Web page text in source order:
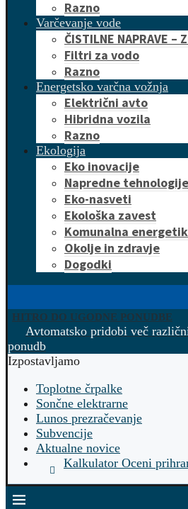
Razno
Varčevanje vode
ČISTILNE NAPRAVE –
Filtri za vodo
Razno
Energetsko varčna vožnja
Električni avto
Hibridna vozila
Razno
Ekologija
Eko inovacije
Napredne tehnologije
Eko-nasveti
Ekološka zavest
Komunalna
Okolje in zdravje
Dogodki
HITRO DO UGODNE PONUDBE
Avtomatsko pridobi več
ponudb
Izpostavljamo
Toplotne črpalke
Sončne elektrarne
Lunos prezračevanje
Subvencije
Aktualne novice
Kalkulator Oceni